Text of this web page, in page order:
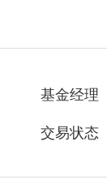
基金经理
交易状态